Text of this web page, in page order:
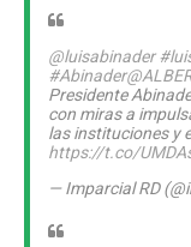
@luisabinader
#Abinader
Presidente
con miras a
las instituciones y
https://t.co/
— Imparcial RD